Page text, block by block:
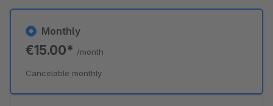
Monthly
€15.00* /month
Cancelable monthly